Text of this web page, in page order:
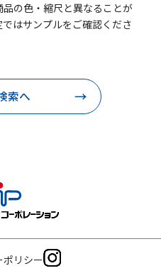
の色・縮尺と異なることが
はサンプルをご確認くださ
索へ
ポリシー